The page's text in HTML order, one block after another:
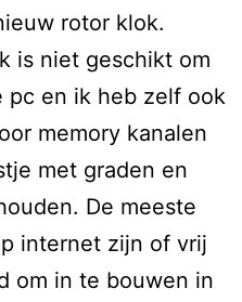
rotor klok.
is niet geschikt om
pc en ik heb zelf ook
memory kanalen
met graden en
De meeste
internet zijn of vrij
om in te bouwen in